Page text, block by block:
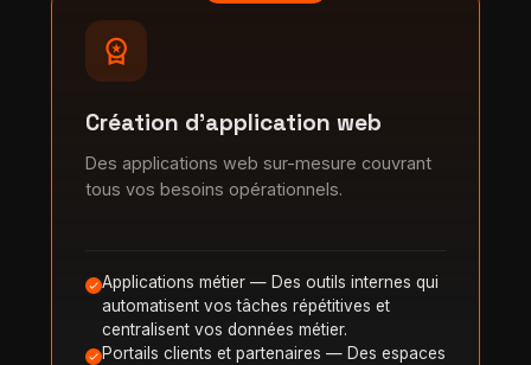
workspace_premium
Création d'application web
Des applications web sur-mesure couvrant
tous vos besoins opérationnels.
Applications métier — Des outils internes qui
automatisent vos tâches répétitives et
centralisent vos données métier.
Portails clients et partenaires — Des espaces